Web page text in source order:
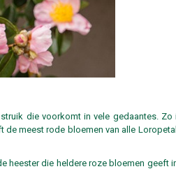
die voorkomt in vele gedaantes. Zo
de meest rode bloemen van alle
heester die heldere roze bloemen